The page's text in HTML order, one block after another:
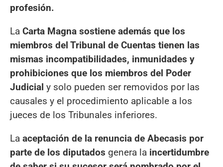
profesión.
La Carta Magna sostiene además que los
miembros del Tribunal de Cuentas tienen las
mismas incompatibilidades, inmunidades y
prohibiciones que los miembros del Poder
Judicial y solo pueden ser removidos por las
causales y el procedimiento aplicable a los
jueces de los Tribunales inferiores.
La aceptación de la renuncia de Abecasis por
parte de los diputados genera la incertidumbre